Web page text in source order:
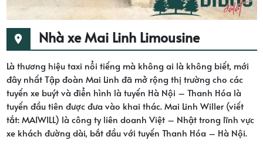
Nhà xe Mai Linh Limousine
Là thương hiệu taxi nổi tiếng mà không ai là không biết, mới
đây nhất Tập đoàn Mai Linh đã mở rộng thị trường cho các
tuyến xe buýt và điển hình là tuyến Hà Nội – Thanh Hóa là
tuyến đầu tiên được đưa vào khai thác. Mai Linh Willer (viết
tắt: MAIWILL) là công ty liên doanh Việt – Nhật trong lĩnh vực
xe khách đường dài, bắt đầu với tuyến Thanh Hóa – Hà Nội.